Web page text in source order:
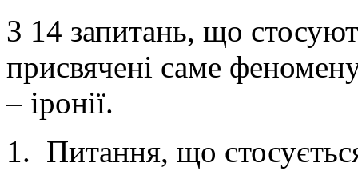
З 14 запитань, що
присвячені саме
– іронії.
1. Питання, що